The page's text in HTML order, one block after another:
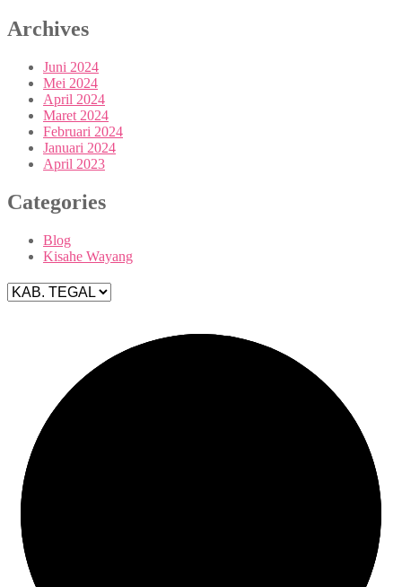
Archives
Juni 2024
Mei 2024
April 2024
Maret 2024
Februari 2024
Januari 2024
April 2023
Categories
Blog
Kisahe Wayang